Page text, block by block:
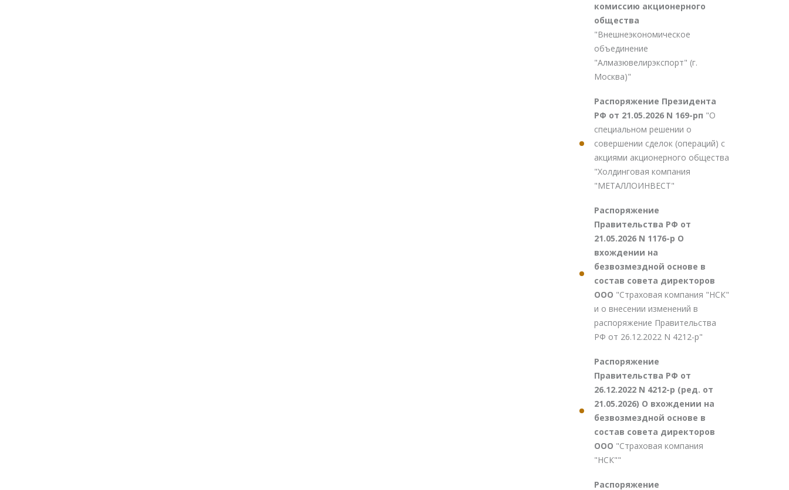
комиссию акционерного
общества
"Внешнеэкономическое
объединение
"Алмазювелирэкспорт" (г.
Москва)"
Распоряжение Президента
РФ от 21.05.2026 N 169-рп "О
специальном решении о
совершении сделок (операций) с
акциями акционерного общества
"Холдинговая компания
"МЕТАЛЛОИНВЕСТ"
Распоряжение
Правительства РФ от
21.05.2026 N 1176-р О
вхождении на
безвозмездной основе в
состав совета директоров
ООО "Страховая компания "НСК"
и о внесении изменений в
распоряжение Правительства
РФ от 26.12.2022 N 4212-р"
Распоряжение
Правительства РФ от
26.12.2022 N 4212-р (ред. от
21.05.2026) О вхождении на
безвозмездной основе в
состав совета директоров
ООО "Страховая компания
"НСК""
Распоряжение